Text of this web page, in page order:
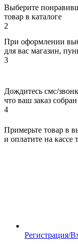
Выберите
товар в каталоге
2
При оформлении
для вас магазин,
3
Дождитесь смс/
что ваш заказ собран
4
Примерьте товар в
и оплатите на кассе
Регистрация/